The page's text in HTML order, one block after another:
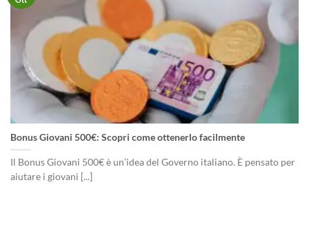
Bonus Giovani 500€: Scopri come ottenerlo facilmente
Il Bonus Giovani 500€ è un’idea del Governo italiano. È pensato per
aiutare i giovani [...]